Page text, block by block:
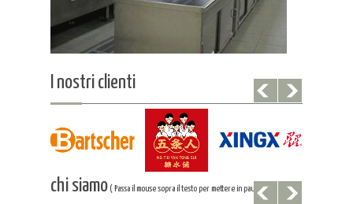
I nostri clienti
chi siamo ( Passa il mouse sopra il testo per mettere in pausa )